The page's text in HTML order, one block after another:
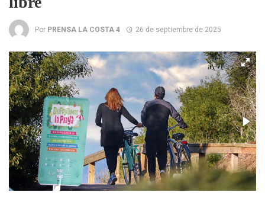
Por PRENSA LA COSTA 4 26 de septiembre de 2025